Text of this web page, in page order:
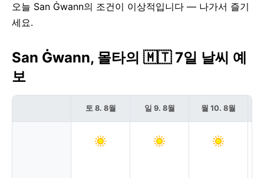
오늘 San Ġwann의 조건이 이상적입니다 — 나가서 즐기
세요.
San Ġwann, 몰타의 🇲🇹 7일 날씨 예
보
토 8. 8월 일 9. 8월 월 10. 8월